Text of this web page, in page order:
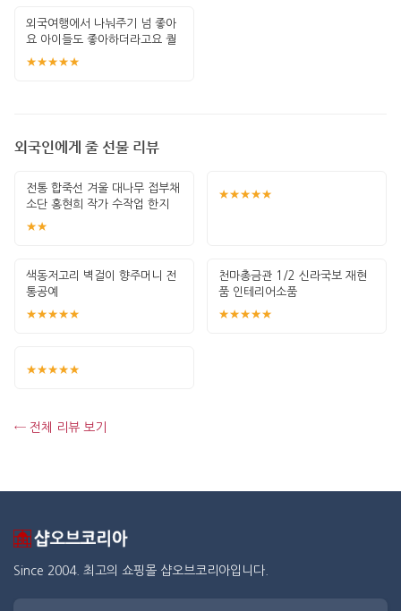
외국여행에서 나눠주기 넘 좋아
요 아이들도 좋아하더라고요 퀄
리티도 좋고요
★★★★★
외국인에게 줄 선물 리뷰
전통 합죽선 겨울 대나무 접부채
소단 홍현희 작가 수작업 한지
그림 고급
★★
★★★★★
색동저고리 벽걸이 향주머니 전
통공예
★★★★★
천마총금관 1/2 신라국보 재현
품 인테리어소품
★★★★★
★★★★★
← 전체 리뷰 보기
Since 2004. 최고의 쇼핑몰 샵오브코리아입니다.